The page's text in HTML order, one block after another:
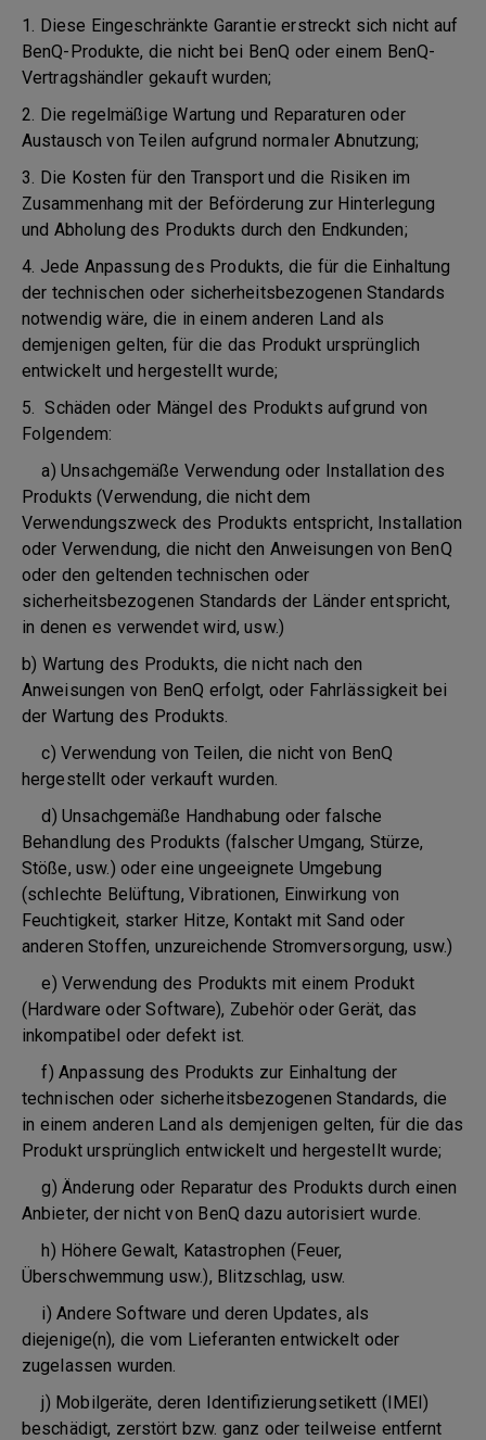
1. Diese Eingeschränkte Garantie erstreckt sich nicht auf
BenQ-Produkte, die nicht bei BenQ oder einem BenQ-
Vertragshändler gekauft wurden;
2. Die regelmäßige Wartung und Reparaturen oder
Austausch von Teilen aufgrund normaler Abnutzung;
3. Die Kosten für den Transport und die Risiken im
Zusammenhang mit der Beförderung zur Hinterlegung
und Abholung des Produkts durch den Endkunden;
4. Jede Anpassung des Produkts, die für die Einhaltung
der technischen oder sicherheitsbezogenen Standards
notwendig wäre, die in einem anderen Land als
demjenigen gelten, für die das Produkt ursprünglich
entwickelt und hergestellt wurde;
5. Schäden oder Mängel des Produkts aufgrund von
Folgendem:
a) Unsachgemäße Verwendung oder Installation des
Produkts (Verwendung, die nicht dem
Verwendungszweck des Produkts entspricht, Installation
oder Verwendung, die nicht den Anweisungen von BenQ
oder den geltenden technischen oder
sicherheitsbezogenen Standards der Länder entspricht,
in denen es verwendet wird, usw.)
b) Wartung des Produkts, die nicht nach den
Anweisungen von BenQ erfolgt, oder Fahrlässigkeit bei
der Wartung des Produkts.
c) Verwendung von Teilen, die nicht von BenQ
hergestellt oder verkauft wurden.
d) Unsachgemäße Handhabung oder falsche
Behandlung des Produkts (falscher Umgang, Stürze,
Stöße, usw.) oder eine ungeeignete Umgebung
(schlechte Belüftung, Vibrationen, Einwirkung von
Feuchtigkeit, starker Hitze, Kontakt mit Sand oder
anderen Stoffen, unzureichende Stromversorgung, usw.)
e) Verwendung des Produkts mit einem Produkt
(Hardware oder Software), Zubehör oder Gerät, das
inkompatibel oder defekt ist.
f) Anpassung des Produkts zur Einhaltung der
technischen oder sicherheitsbezogenen Standards, die
in einem anderen Land als demjenigen gelten, für die das
Produkt ursprünglich entwickelt und hergestellt wurde;
g) Änderung oder Reparatur des Produkts durch einen
Anbieter, der nicht von BenQ dazu autorisiert wurde.
h) Höhere Gewalt, Katastrophen (Feuer,
Überschwemmung usw.), Blitzschlag, usw.
i) Andere Software und deren Updates, als
diejenige(n), die vom Lieferanten entwickelt oder
zugelassen wurden.
j) Mobilgeräte, deren Identifizierungsetikett (IMEI)
beschädigt, zerstört bzw. ganz oder teilweise entfernt